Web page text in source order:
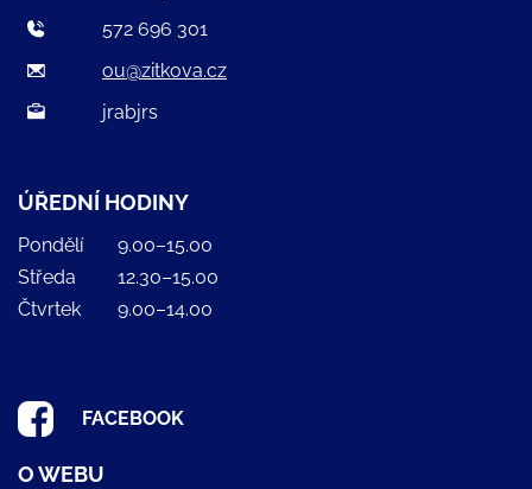
572 696 301
ou@zitkova.cz
jrabjrs
ÚŘEDNÍ HODINY
Pondělí
9.00–15.00
Středa
12.30–15.00
Čtvrtek
9.00–14.00
FACEBOOK
O WEBU